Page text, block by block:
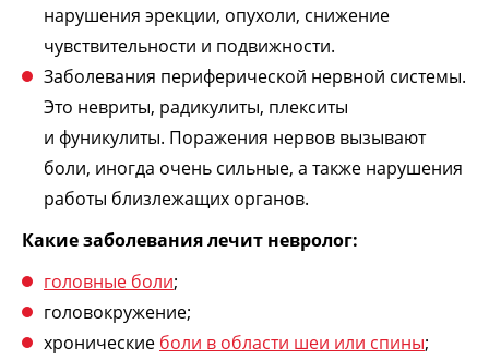
нарушения эрекции, опухоли, снижение
чувствительности и подвижности.
Заболевания периферической нервной системы.
Это невриты, радикулиты, плекситы
и фуникулиты. Поражения нервов вызывают
боли, иногда очень сильные, а также нарушения
работы близлежащих органов.
Какие заболевания лечит невролог:
головные боли;
головокружение;
хронические боли в области шеи или спины;